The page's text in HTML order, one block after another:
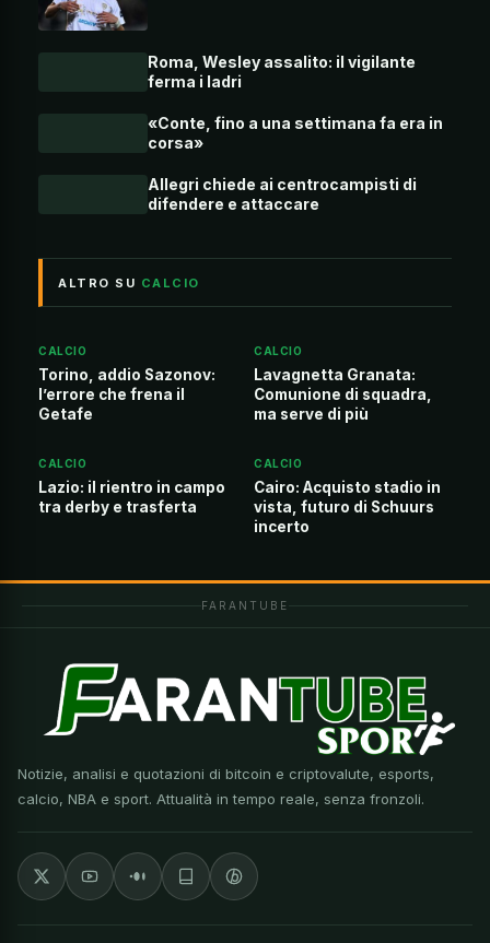
Roma, Wesley assalito: il vigilante
ferma i ladri
«Conte, fino a una settimana fa era in
corsa»
Allegri chiede ai centrocampisti di
difendere e attaccare
ALTRO SU CALCIO
CALCIO
Torino, addio Sazonov:
l’errore che frena il
Getafe
CALCIO
Lavagnetta Granata:
Comunione di squadra,
ma serve di più
CALCIO
Lazio: il rientro in campo
tra derby e trasferta
CALCIO
Cairo: Acquisto stadio in
vista, futuro di Schuurs
incerto
FARANTUBE
Notizie, analisi e quotazioni di bitcoin e criptovalute, esports,
calcio, NBA e sport. Attualità in tempo reale, senza fronzoli.